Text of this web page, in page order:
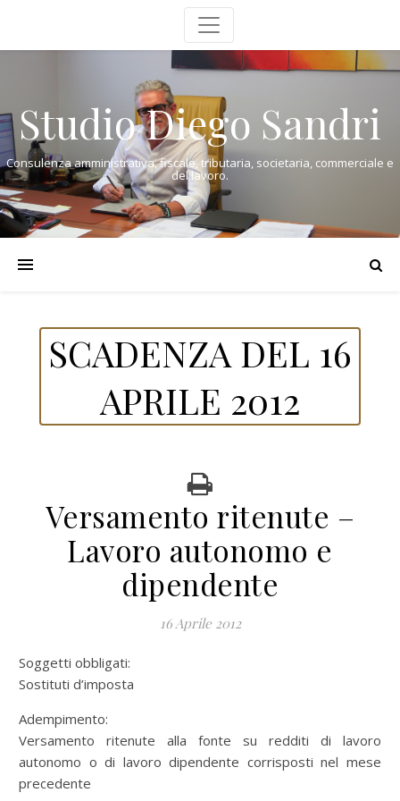
Studio Diego Sandri
Consulenza amministrativa, fiscale, tributaria, societaria, commerciale e
del lavoro.
SCADENZA DEL 16
APRILE 2012
Versamento ritenute –
Lavoro autonomo e
dipendente
16 Aprile 2012
Soggetti obbligati:
Sostituti d’imposta
Adempimento:
Versamento ritenute alla fonte su redditi di lavoro
autonomo o di lavoro dipendente corrisposti nel mese
precedente